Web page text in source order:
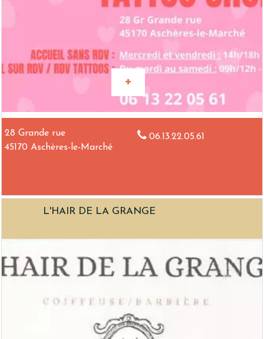
28 Grande rue
45170 Aschères-le-Marché
06.13.22.05.61
L'HAIR DE LA GRANGE